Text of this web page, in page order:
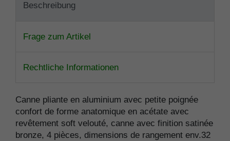
Beschreibung
Frage zum Artikel
Rechtliche Informationen
Canne pliante en aluminium avec petite poignée
confort de forme anatomique en acétate avec
revêtement soft velouté, canne avec finition satinée
bronze, 4 pièces, dimensions de rangement env.32